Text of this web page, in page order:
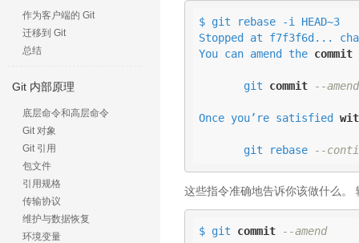
作为客户端的 Git
迁移到 Git
总结
Git 内部原理
底层命令和高层命令
Git 对象
Git 引用
包文件
引用规格
传输协议
维护与数据恢复
环境变量
$ git rebase -i HEAD~3
Stopped at f7f3f6d...
You can amend the commit
       git
commit --amend
Once you’re satisfied
       git rebase
--
这些指令准确地告诉你该做什么。
$ git commit --amend